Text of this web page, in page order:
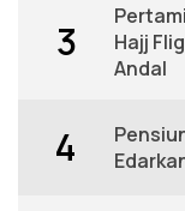
3
Hajj
Andal
4